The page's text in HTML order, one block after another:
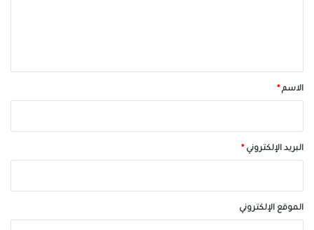
*الاسم*
البريد الإلكتروني*
الموقع الإلكتروني